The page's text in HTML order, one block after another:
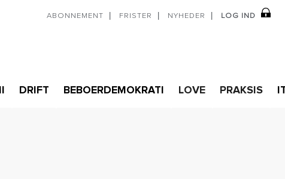
ABONNEMENT FRISTER NYHEDER LOG IND
DRIFT BEBOERDEMOKRATI LOVE PRAKSIS